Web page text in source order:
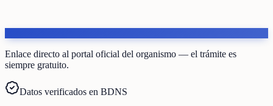
Enlace directo al portal oficial del organismo — el trámite es
siempre gratuito.
Datos verificados en BDNS